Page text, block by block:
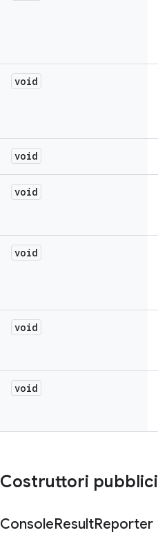
void
void
void
void
void
void
Costruttori pubblici
ConsoleResultReporter